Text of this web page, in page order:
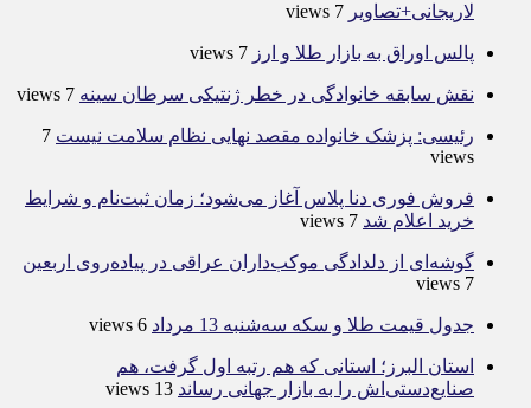
لاریجانی+تصاویر 7 views
پالس اوراق به بازار طلا و ارز 7 views
نقش سابقه خانوادگی در خطر ژنتیکی سرطان سینه 7 views
رئیسی: پزشک خانواده مقصد نهایی نظام سلامت نیست 7
views
فروش فوری دنا پلاس آغاز می‌شود؛ زمان ثبت‌نام و شرایط
خرید اعلام شد 7 views
گوشه‌ای از دلدادگی موکب‌داران عراقی در پیاده‌روی اربعین
7 views
جدول قیمت طلا و سکه سه‌شنبه 13 مرداد 6 views
استان البرز؛ استانی که هم رتبه اول گرفت، هم
صنایع‌دستی‌اش را به بازار جهانی رساند 13 views